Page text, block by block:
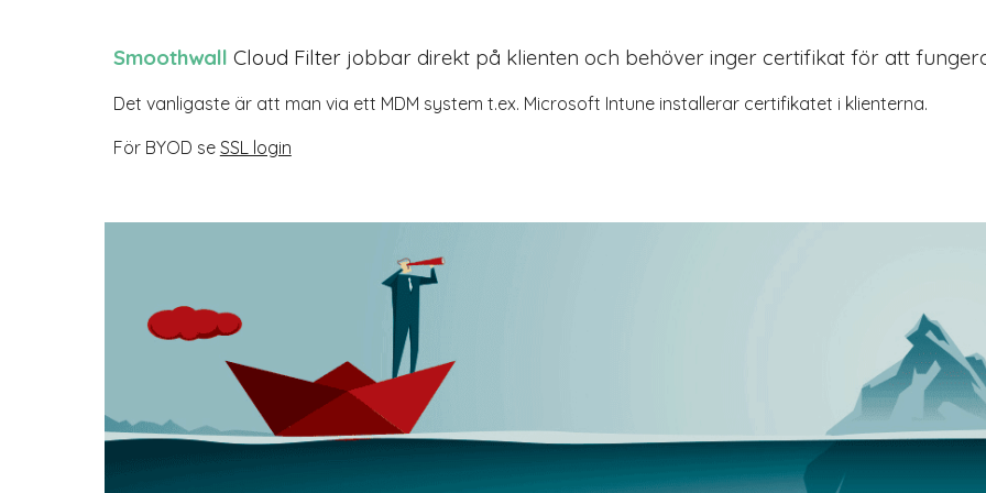
Smoothwall Cloud Filterjobbar direkt på klienten och behöver inger certifikat för att
Det vanligaste är att man via ett MDM system t.ex. Microsoft Intune installerar certifikatet i klienterna.
För BYOD se SSL login